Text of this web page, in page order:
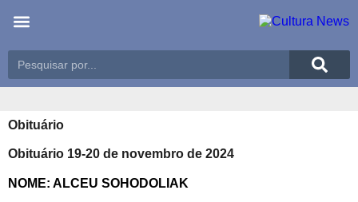
Obituário
Obituário 19-20 de novembro de 2024
NOME: ALCEU SOHODOLIAK